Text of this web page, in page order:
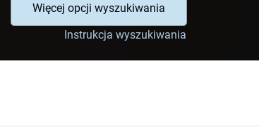
Więcej opcji wyszukiwania
Instrukcja wyszukiwania